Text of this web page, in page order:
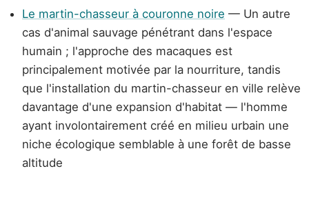
Le martin-chasseur à couronne noire — Un autre
cas d'animal sauvage pénétrant dans l'espace
humain ; l'approche des macaques est
principalement motivée par la nourriture, tandis
que l'installation du martin-chasseur en ville relève
davantage d'une expansion d'habitat — l'homme
ayant involontairement créé en milieu urbain une
niche écologique semblable à une forêt de basse
altitude